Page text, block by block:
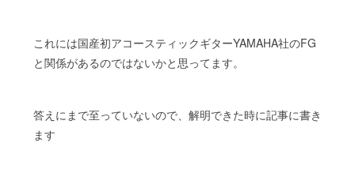
これには国産初アコースティックギターYAMAHA社のFG
と関係があるのではないかと思ってます。
答えにまで至っていないので、解明できた時に記事に書き
ます